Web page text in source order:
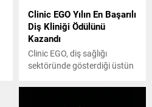
Clinic EGO Yılın En Başarılı
Diş Kliniği Ödülünü
Kazandı
Clinic EGO, diş sağlığı
sektöründe gösterdiği üstün
üzerine çekmeye devam